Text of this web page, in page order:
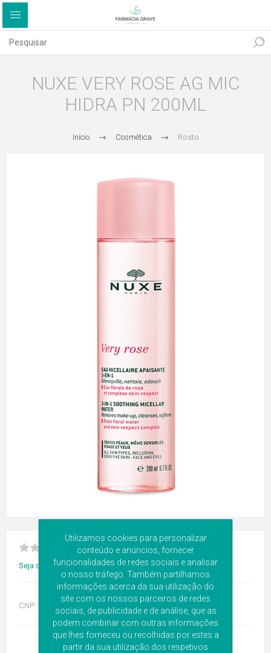
NUXE VERY ROSE AG MIC
HIDRA PN 200ML
Início Cosmética Rosto
Seja o primeiro a avaliar este produto
CNP:
Utilizamos cookies para personalizar
conteúdo e anúncios, fornecer
funcionalidades de redes sociais e analisar
o nosso tráfego. Também partilhamos
informações acerca da sua utilização do
site com os nossos parceiros de redes
sociais, de publicidade e de análise, que as
podem combinar com outras informações
que lhes forneceu ou recolhidas por estes a
partir da sua utilização dos respetivos